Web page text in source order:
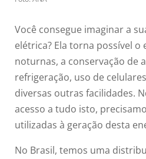
Você consegue imaginar a
elétrica? Ela torna possível o
noturnas, a conservação de
refrigeração, uso de
diversas outras facilidades.
acesso a tudo isto,
utilizadas à geração desta
No Brasil, temos uma